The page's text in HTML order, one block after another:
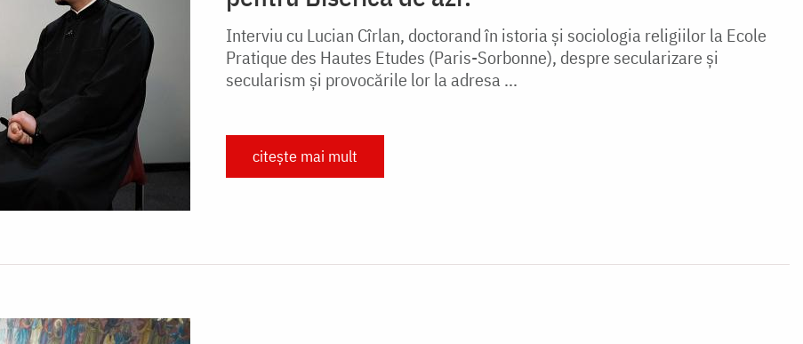
Interviu cu Lucian Cîrlan, doctorand în istoria și sociologia religiilor la Ecole
Pratique des Hautes Etudes (Paris-Sorbonne), despre secularizare și
secularism și provocările lor la adresa ...
citește mai mult